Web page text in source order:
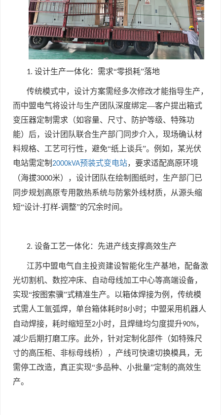
1. 设计生产一体化：需求“零损耗”落地
传统模式中，设计方案需经多次修改才能指导生产，
而中盟电气将设计与生产团队深度绑定—客户提出箱式
变压器定制需求（如容量、尺寸、防护等级、特殊功
能）后，设计团队联合生产部门同步介入，现场确认材
料规格、工艺可行性，避免“纸上谈兵”。例如，某光伏
电站需定制 2000kVA预装式变电站，要求适配高原环境
（海拔3000米），设计团队在绘制图纸时，生产部门已
同步规划高原专用散热系统与防紫外线材质，从源头缩
短“设计-打样-调整”的冗余时间。
2. 设备工艺一体化：先进产线支撑高效生产
江苏中盟电气自主投资建设智能化生产基地，配备激
光切割机、数控冲床、自动母线加工中心等高端设备，
实现“按图索骥”式精准生产。以箱体焊接为例，传统模
式需人工氩弧焊，单台箱体耗时8小时；中盟采用机器人
自动焊接，耗时缩短至2小时，且焊缝均匀度提升90%，
减少后期打磨工序。此外，针对定制化部件（如特殊尺
寸的高压柜、非标母线桥），产线可快速切换模具，无
需停工改造，真正实现“多品种、小批量”定制的高效生
产。